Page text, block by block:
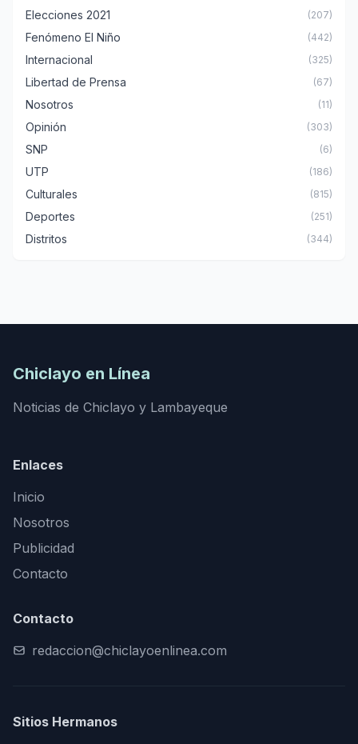
Elecciones 2021 (207)
Fenómeno El Niño (442)
Internacional (325)
Libertad de Prensa (67)
Nosotros (11)
Opinión (303)
SNP (6)
UTP (186)
Culturales (815)
Deportes (251)
Distritos (344)
Chiclayo en Línea
Noticias de Chiclayo y Lambayeque
Enlaces
Inicio
Nosotros
Publicidad
Contacto
Contacto
redaccion@chiclayoenlinea.com
Sitios Hermanos